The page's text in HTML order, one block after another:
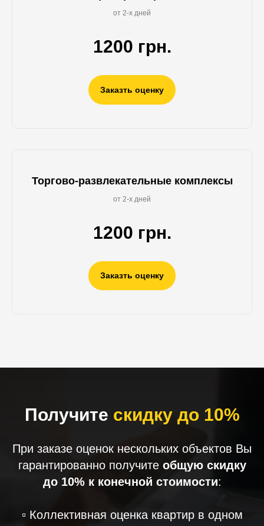
от 2-х дней
1200 грн.
Заказть оценку
Торгово-развлекательные комплексы
от 2-х дней
1200 грн.
Заказть оценку
Получите скидку до 10%
При заказе оценок нескольких объектов Вы
гарантированно получите общую скидку
до 10% к конечной стоимости:
▫️ Коллективная оценка квартир в одном